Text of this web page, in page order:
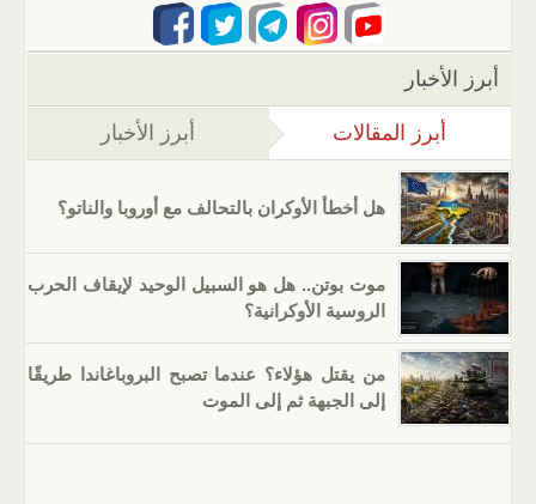
أبرز الأخبار
أبرز المقالات (علامة التبويب النشطة)
أبرز الأخبار
هل أخطأ الأوكران بالتحالف مع أوروبا والناتو؟
موت بوتن.. هل هو السبيل الوحيد لإيقاف الحرب
الروسية الأوكرانية؟
من يقتل هؤلاء؟ عندما تصبح البروباغاندا طريقًا
إلى الجبهة ثم إلى الموت